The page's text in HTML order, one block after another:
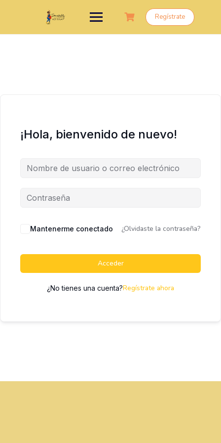
Regístrate
¡Hola, bienvenido de nuevo!
Mantenerme conectado ¿Olvidaste la contraseña?
Acceder
¿No tienes una cuenta?Regístrate ahora